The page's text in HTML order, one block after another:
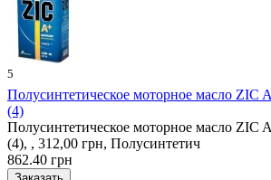
5
Полусинтетическое моторное масло ZIC
(4)
Полусинтетическое моторное масло ZIC
(4), , 312,00 грн, Полусинтетич
862.40 грн